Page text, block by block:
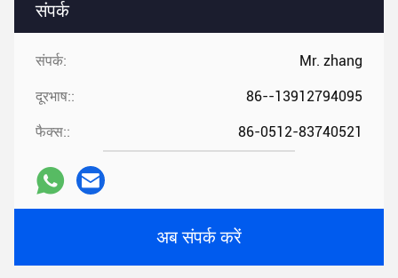
संपर्क
संपर्क: Mr. zhang
दूरभाष:: 86--13912794095
फैक्स:: 86-0512-83740521
अब संपर्क करें